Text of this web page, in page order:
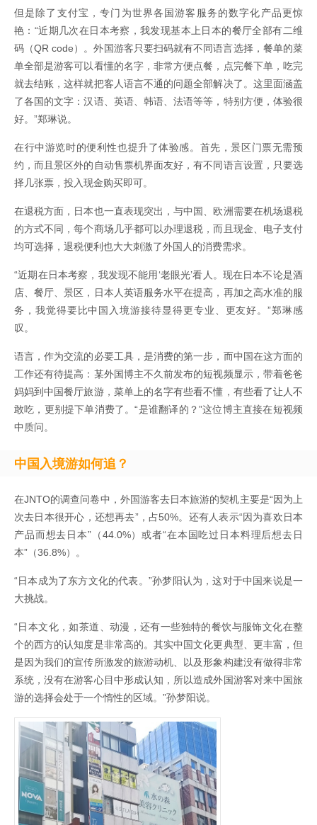
但是除了支付宝，专门为世界各国游客服务的数字化产品更惊
艳：“近期几次在日本考察，我发现基本上日本的餐厅全部有二维
码（QR code）。外国游客只要扫码就有不同语言选择，餐单的菜
单全部是游客可以看懂的名字，非常方便点餐，点完餐下单，吃完
就去结账，这样就把客人语言不通的问题全部解决了。这里面涵盖
了各国的文字：汉语、英语、韩语、法语等等，特别方便，体验很
好。”郑琳说。
在行中游览时的便利性也提升了体验感。首先，景区门票无需预
约，而且景区外的自动售票机界面友好，有不同语言设置，只要选
择几张票，投入现金购买即可。
在退税方面，日本也一直表现突出，与中国、欧洲需要在机场退税
的方式不同，每个商场几乎都可以办理退税，而且现金、电子支付
均可选择，退税便利也大大刺激了外国人的消费需求。
“近期在日本考察，我发现不能用‘老眼光’看人。现在日本不论是酒
店、餐厅、景区，日本人英语服务水平在提高，再加之高水准的服
务，我觉得要比中国入境游接待显得更专业、更友好。”郑琳感
叹。
语言，作为交流的必要工具，是消费的第一步，而中国在这方面的
工作还有待提高：某外国博主不久前发布的短视频显示，带着爸爸
妈妈到中国餐厅旅游，菜单上的名字有些看不懂，有些看了让人不
敢吃，更别提下单消费了。“是谁翻译的？”这位博主直接在短视频
中质问。
中国入境游如何追？
在JNTO的调查问卷中，外国游客去日本旅游的契机主要是“因为上
次去日本很开心，还想再去”，占50%。还有人表示“因为喜欢日本
产品而想去日本”（44.0%）或者“在本国吃过日本料理后想去日
本”（36.8%）。
“日本成为了东方文化的代表。”孙梦阳认为，这对于中国来说是一
大挑战。
“日本文化，如茶道、动漫，还有一些独特的餐饮与服饰文化在整
个的西方的认知度是非常高的。其实中国文化更典型、更丰富，但
是因为我们的宣传所激发的旅游动机、以及形象构建没有做得非常
系统，没有在游客心目中形成认知，所以造成外国游客对来中国旅
游的选择会处于一个惰性的区域。”孙梦阳说。